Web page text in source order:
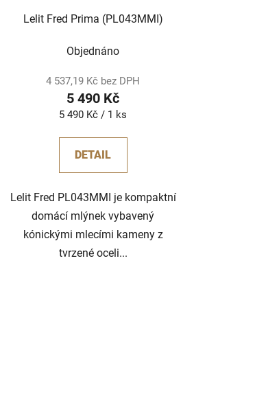
kLelit Fred Prima (PL043MMI)
Objednáno
4 537,19 Kč bez DPH
5 490 Kč
Měrná
5 490 Kč / 1 ks
DETAIL
Lelit Fred PL043MMI je kompaktní
domácí mlýnek vybavený
kónickými mlecími kameny z
tvrzené oceli...